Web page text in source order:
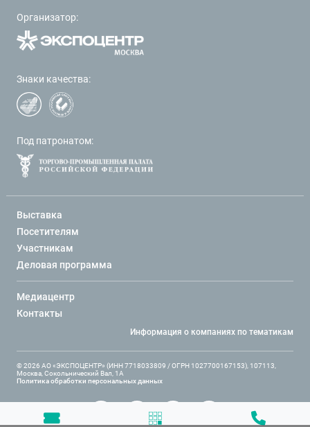
Организатор:
Знаки качества:
Под патронатом:
Выставка
Посетителям
Участникам
Деловая программа
Медиацентр
Контакты
Информация о компаниях по тематикам
© 2026 АО «ЭКСПОЦЕНТР» (ИНН 7718033809 / ОГРН 1027700167153), 107113,
Москва, Сокольнический Вал, 1А
Политика обработки персональных данных